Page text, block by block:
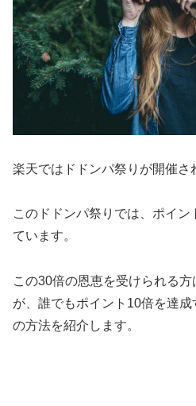
楽天ではドドンパ祭りが開催さ
このドドンパ祭りでは、ポイン
ています。
この30倍の恩恵を受けられる
が、誰でもポイント10倍を達
の方法を紹介します。